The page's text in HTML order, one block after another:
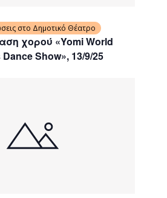
χορού «Yomi World
Show», 13/9/25
στο Δημοτικό Θέατρο